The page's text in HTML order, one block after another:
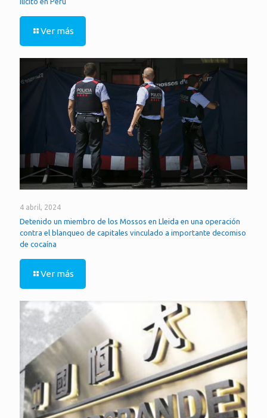
Ver más
4 abril, 2024
Detenido un miembro de los Mossos en Lleida en una operación
contra el blanqueo de capitales vinculado a importante decomiso
de cocaína
Ver más